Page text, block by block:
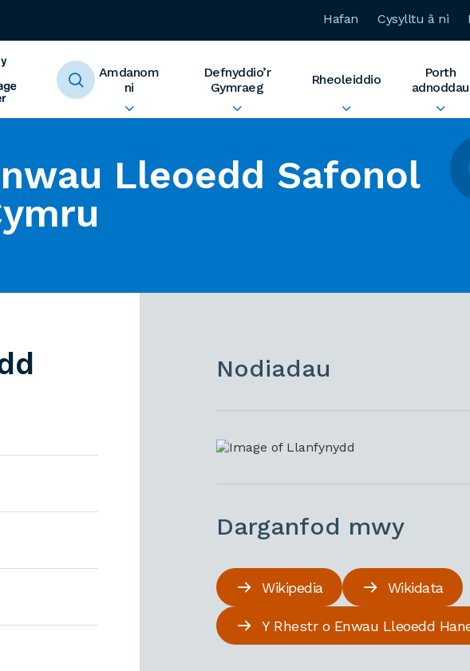
Hafan Cysylltu â ni
Amdanom
ni
Defnyddio’r
Gymraeg
Rheoleiddio
Porth
adnoddau
Lleoedd Safonol
Nodiadau
Darganfod mwy
Wikipedia Wikidata
Y Rhestr o Enwau Lleoedd